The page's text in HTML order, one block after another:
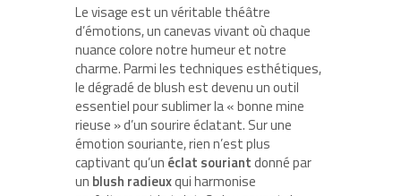
Le visage est un véritable théâtre
d’émotions, un canevas vivant où chaque
nuance colore notre humeur et notre
charme. Parmi les techniques esthétiques,
le dégradé de blush est devenu un outil
essentiel pour sublimer la « bonne mine
rieuse » d’un sourire éclatant. Sur une
émotion souriante, rien n’est plus
captivant qu’un éclat souriantdonné par
un blush radieuxqui harmonise